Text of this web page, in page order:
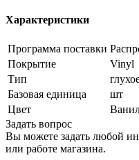
Характеристики
Программа поставки
Покрытие
Vinyl
Тип
Базовая единица
шт
Цвет
Задать вопрос
Вы можете задать любой
или работе магазина.